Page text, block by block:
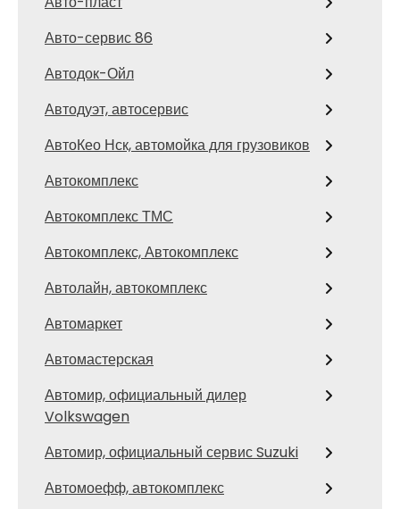
Авто-сервис 86
Автодок-Ойл
Автодуэт, автосервис
АвтоКео Нск, автомойка для грузовиков
Автокомплекс
Автокомплекс ТМС
Автокомплекс, Автокомплекс
Автолайн, автокомплекс
Автомаркет
Автомастерская
Автомир, официальный дилер
Volkswagen
Автомир, официальный сервис Suzuki
Автомоефф, автокомплекс